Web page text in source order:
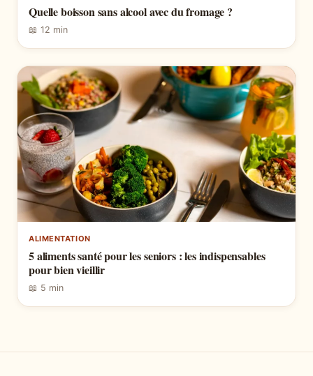
Quelle boisson sans alcool avec du fromage ?
📖 12 min
ALIMENTATION
5 aliments santé pour les seniors : les indispensables
pour bien vieillir
📖 5 min